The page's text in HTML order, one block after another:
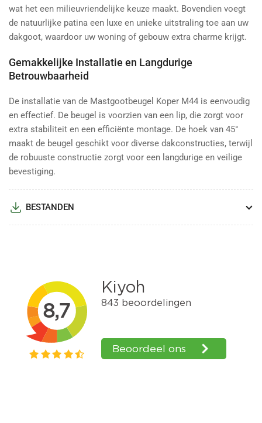
wat het een milieuvriendelijke keuze maakt. Bovendien voegt
de natuurlijke patina een luxe en unieke uitstraling toe aan uw
dakgoot, waardoor uw woning of gebouw extra charme krijgt.
Gemakkelijke Installatie en Langdurige
Betrouwbaarheid
De installatie van de Mastgootbeugel Koper M44 is eenvoudig
en effectief. De beugel is voorzien van een lip, die zorgt voor
extra stabiliteit en een efficiënte montage. De hoek van 45°
maakt de beugel geschikt voor diverse dakconstructies, terwijl
de robuuste constructie zorgt voor een langdurige en veilige
bevestiging.
BESTANDEN